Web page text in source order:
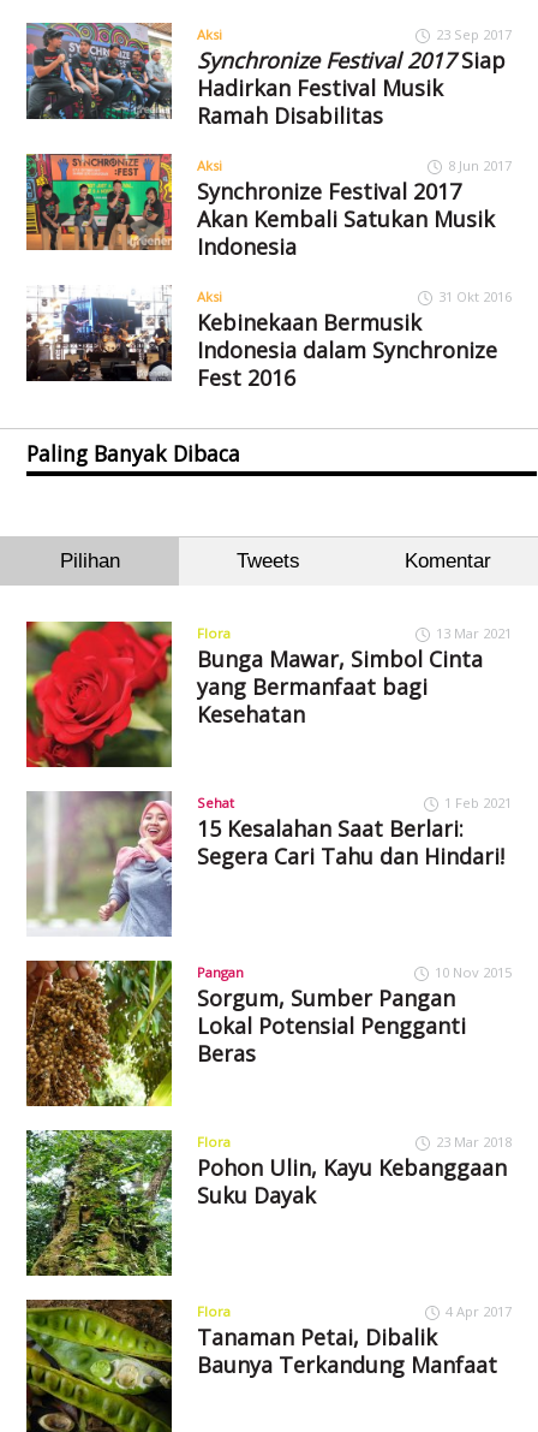
Aksi 23 Sep 2017
Synchronize Festival 2017Siap
Hadirkan Festival Musik
Ramah Disabilitas
Aksi 8 Jun 2017
Synchronize Festival 2017
Akan Kembali Satukan Musik
Indonesia
Aksi 31 Okt 2016
Kebinekaan Bermusik
Indonesia dalam Synchronize
Fest 2016
Paling Banyak Dibaca
Pilihan Tweets Komentar
Flora 13 Mar 2021
Bunga Mawar, Simbol Cinta
yang Bermanfaat bagi
Kesehatan
Sehat 1 Feb 2021
15 Kesalahan Saat Berlari:
Segera Cari Tahu dan Hindari!
Pangan 10 Nov 2015
Sorgum, Sumber Pangan
Lokal Potensial Pengganti
Beras
Flora 23 Mar 2018
Pohon Ulin, Kayu Kebanggaan
Suku Dayak
Flora 4 Apr 2017
Tanaman Petai, Dibalik
Baunya Terkandung Manfaat